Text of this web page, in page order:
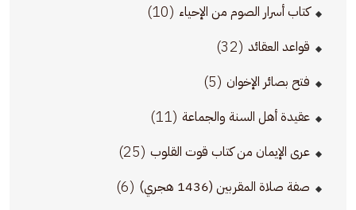
كتاب أسرار الصوم من الإحياء (10)
قواعد العقائد (32)
فتح بصائر الإخوان (5)
عقيدة أهل السنة والجماعة (11)
عرى الإيمان من كتاب قوت القلوب (25)
صفة صلاة المقربين (1436 هجري) (6)